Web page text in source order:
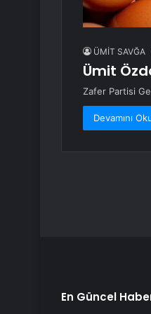
ÜMİT SAVĞA
Ümit
Zafer Partisi
Devamını
En Güncel